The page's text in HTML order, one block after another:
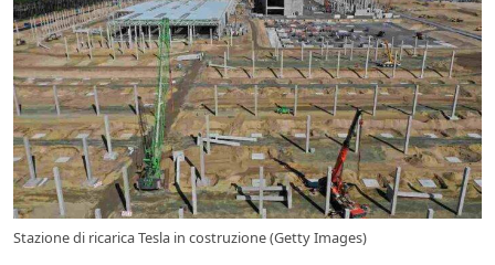
Stazione di ricarica Tesla in costruzione (Getty Images)